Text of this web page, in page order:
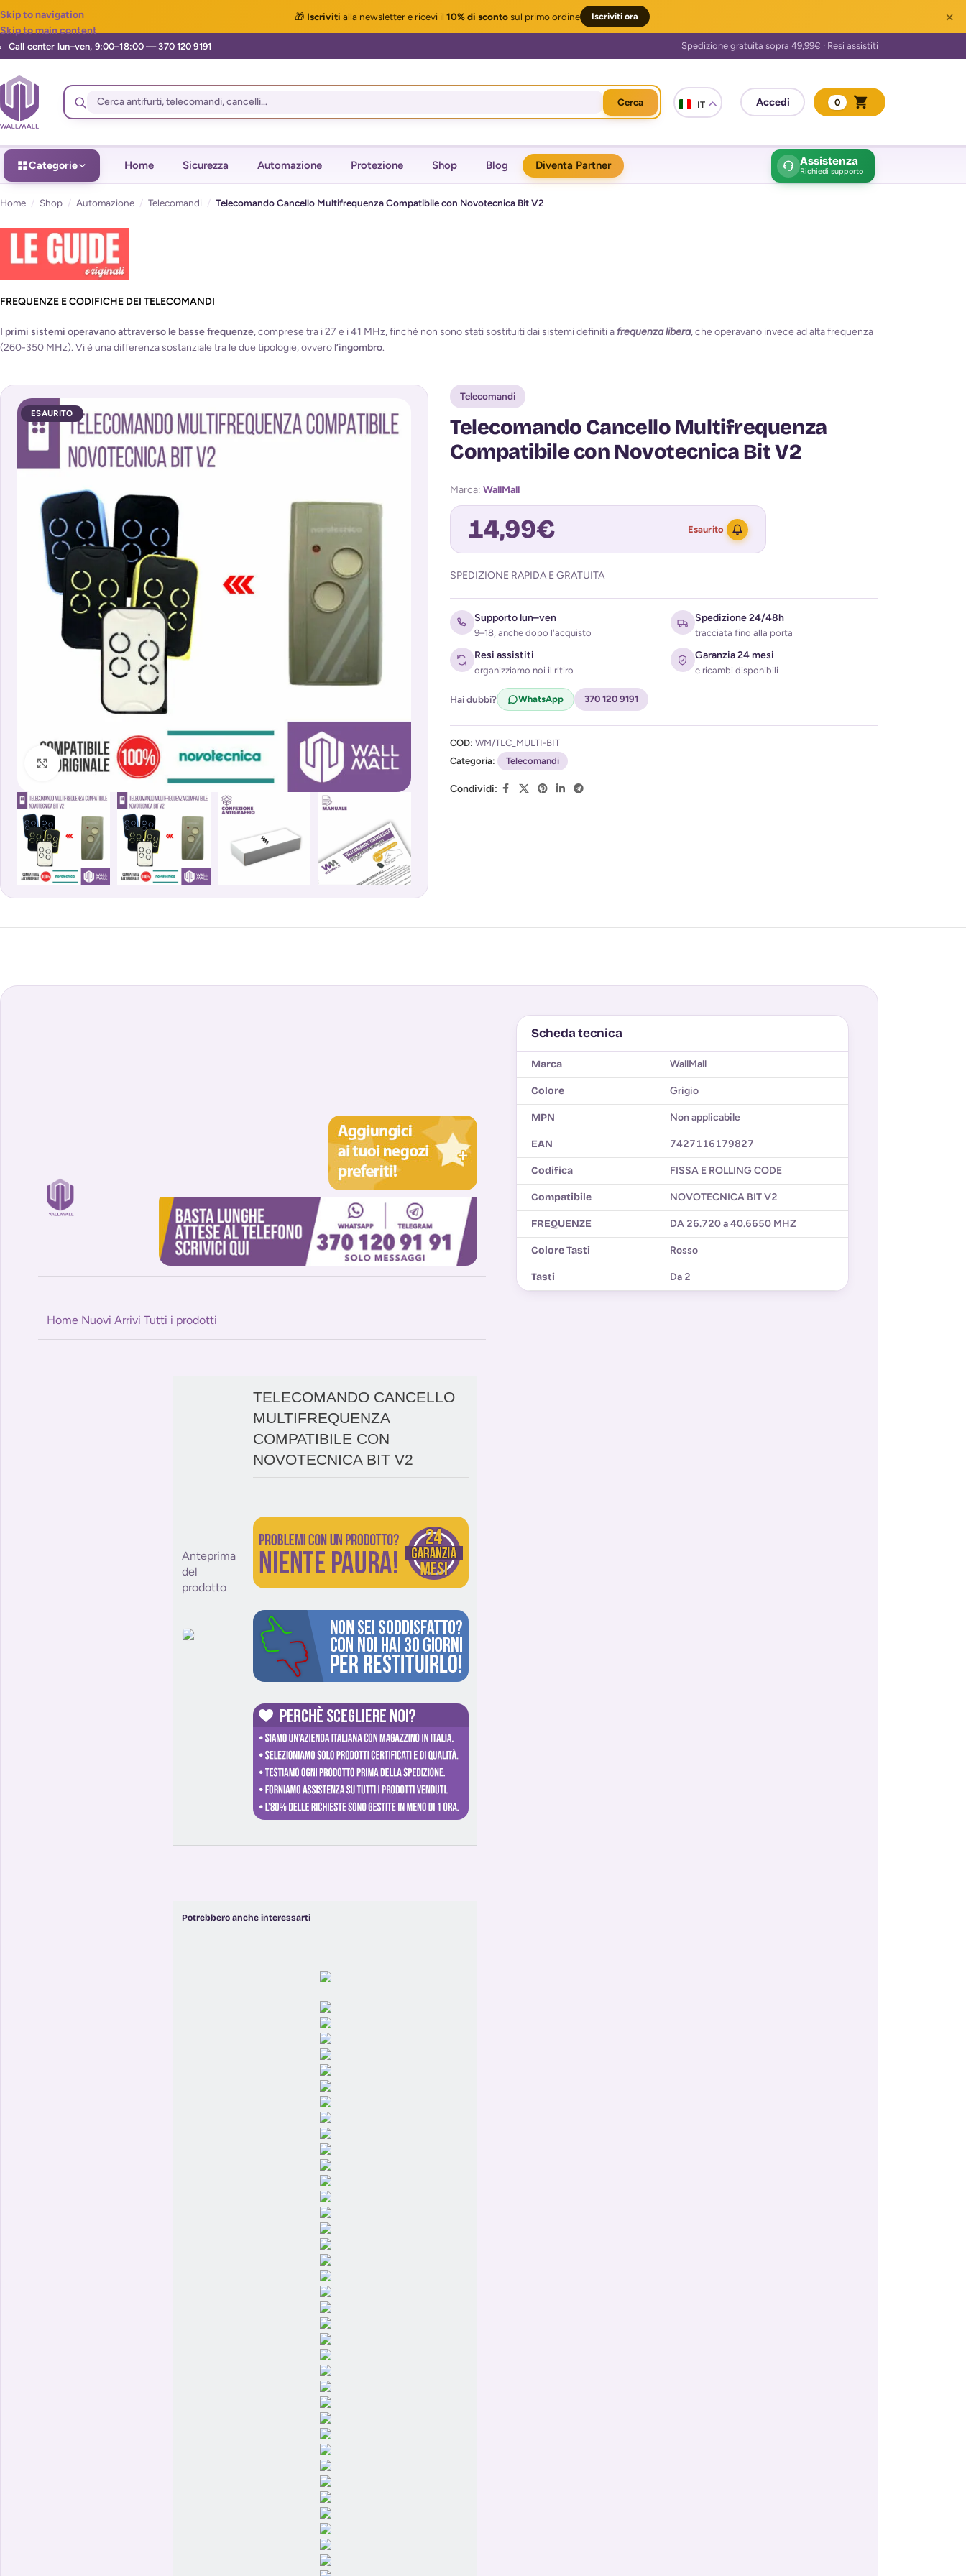
🎁 Iscriviti alla newslettere ricevi il 10% di scontosul primo ordine Iscriviti ora ×
Skip to navigation
Skip to main content
Cerca IT 0
Categorie Home Sicurezza Automazione Protezione Shop Blog Diventa Partner Assistenza
Richiedi supporto
Home / Shop / Automazione / Telecomandi / Telecomando Cancello Multifrequenza Compatibile con Novotecnica Bit V2
FREQUENZE E CODIFICHE DEI TELECOMANDI
I primi sistemi operavano attraverso le basse frequenze, comprese tra i 27 e i 41 MHz, finché non sono stati sostituiti dai sistemi definiti a frequenza libera, che operavano invece ad alta frequenza
(260-350 MHz). Vi è una differenza sostanziale tra le due tipologie, ovvero l’ingombro.
ESAURITO
Clicca per ingrandire
Telecomandi
Telecomando Cancello Multifrequenza
Compatibile con Novotecnica Bit V2
Marca: WallMall
14,99€ Esaurito
Acconsento al trattamento dei miei dati per ricevere l'avviso di disponibilità
(Privacy Policy)
SPEDIZIONE RAPIDA E GRATUITA
Supporto lun–ven
9–18, anche dopo l'acquisto
Spedizione 24/48h
tracciata fino alla porta
Resi assistiti
organizziamo noi il ritiro
Garanzia 24 mesi
e ricambi disponibili
Hai dubbi? WhatsApp 370 120 9191
COD: WM/TLC_MULTI-BIT
Categoria:
Telecomandi
Condividi:
Home Nuovi Arrivi Tutti i prodotti
Anteprima
del
prodotto
TELECOMANDO CANCELLO
MULTIFREQUENZA
COMPATIBILE CON
NOVOTECNICA BIT V2
Potrebbero anche interessarti
Scheda tecnica
Marca WallMall
Colore Grigio
MPN Non applicabile
EAN 7427116179827
Codifica FISSA E ROLLING CODE
Compatibile NOVOTECNICA BIT V2
FREQUENZE DA 26.720 a 40.6650 MHZ
Colore Tasti Rosso
Tasti Da 2